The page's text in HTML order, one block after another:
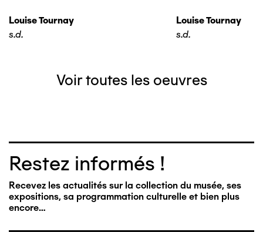
Louise Tournay
s.d.
Louise Tournay
s.d.
Voir toutes les oeuvres
Restez informés !
Recevez les actualités sur la collection du musée, ses
expositions, sa programmation culturelle et bien plus
encore…